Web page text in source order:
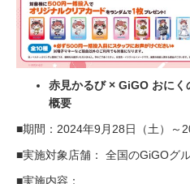
赤見かるび × GiGO おに
概要
■期間：2024年9月28日（土）～
■実施対象店舗： 全国のGiGOグ
■実施内容：